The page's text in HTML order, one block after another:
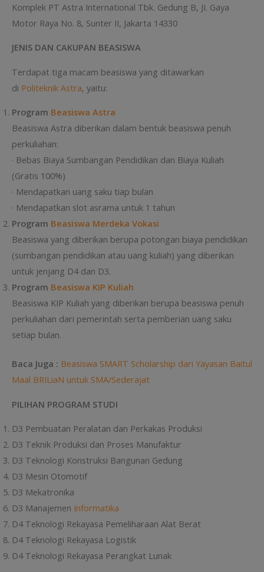
Komplek PT Astra International Tbk. Gedung B, JI. Gaya
Motor Raya No. 8, Sunter II, Jakarta 14330
JENIS DAN CAKUPAN BEASISWA
Terdapat tiga macam beasiswa yang ditawarkan
di Politeknik Astra, yaitu:
Program Beasiswa Astra
Beasiswa Astra diberikan dalam bentuk beasiswa penuh
perkuliahan:
· Bebas Biaya Sumbangan Pendidikan dan Biaya Kuliah
(Gratis 100%)
· Mendapatkan uang saku tiap bulan
· Mendapatkan slot asrama untuk 1 tahun
Program Beasiswa Merdeka Vokasi
Beasiswa yang diberikan berupa potongan biaya pendidikan
(sumbangan pendidikan atau uang kuliah) yang diberikan
untuk jenjang D4 dan D3.
Program Beasiswa KIP Kuliah
Beasiswa KIP Kuliah yang diberikan berupa beasiswa penuh
perkuliahan dari pemerintah serta pemberian uang saku
setiap bulan.
Baca Juga : Beasiswa SMART Scholarship dari Yayasan Baitul
Maal BRILiaN untuk SMA/Sederajat
PILIHAN PROGRAM STUDI
D3 Pembuatan Peralatan dan Perkakas Produksi
D3 Teknik Produksi dan Proses Manufaktur
D3 Teknologi Konstruksi Bangunan Gedung
D3 Mesin Otomotif
D3 Mekatronika
D3 Manajemen Informatika
D4 Teknologi Rekayasa Pemeliharaan Alat Berat
D4 Teknologi Rekayasa Logistik
D4 Teknologi Rekayasa Perangkat Lunak